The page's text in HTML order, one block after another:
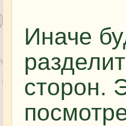
Иначе
сторон.